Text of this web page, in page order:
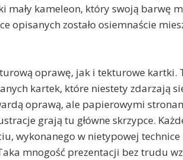
mały kameleon, który swoją barwę
opisanych zostało osiemnaście
oprawę, jak i tekturowe kartki.
kartek, które niestety zdarzają
oprawą, ale papierowymi
grają tu główne skrzypce.
wykonanego w nietypowej
mnogość prezentacji bez trudu